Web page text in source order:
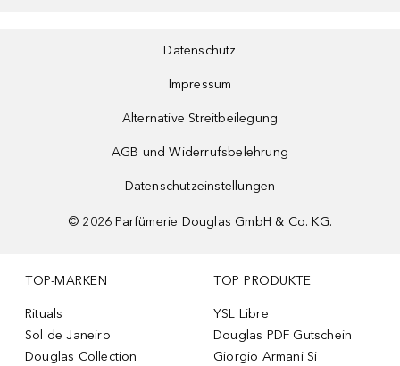
Datenschutz
Impressum
Alternative Streitbeilegung
AGB und Widerrufsbelehrung
Datenschutzeinstellungen
© 2026 Parfümerie Douglas GmbH & Co. KG.
TOP-MARKEN
Rituals
Sol de Janeiro
Douglas Collection
TOP PRODUKTE
YSL Libre
Douglas PDF Gutschein
Giorgio Armani Si